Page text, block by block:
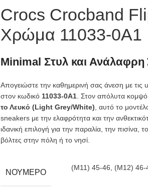
Crocs Crocband
Χρώμα 11033-0A1
Minimal Στυλ και Ανάλαφρη
Απογειώστε την καθημερινή σας άνεση με τις
στον κωδικό 11033-0A1. Στον απόλυτα
το Λευκό (Light Grey/White) , αυτό το
sneakers με την ελαφρότητα και την
ιδανική επιλογή για την παραλία, την πισίνα,
βόλτες στην πόλη ή το νησί.
ΝΟΎΜΕΡΟ
(M11) 45-46 (M12) 46-